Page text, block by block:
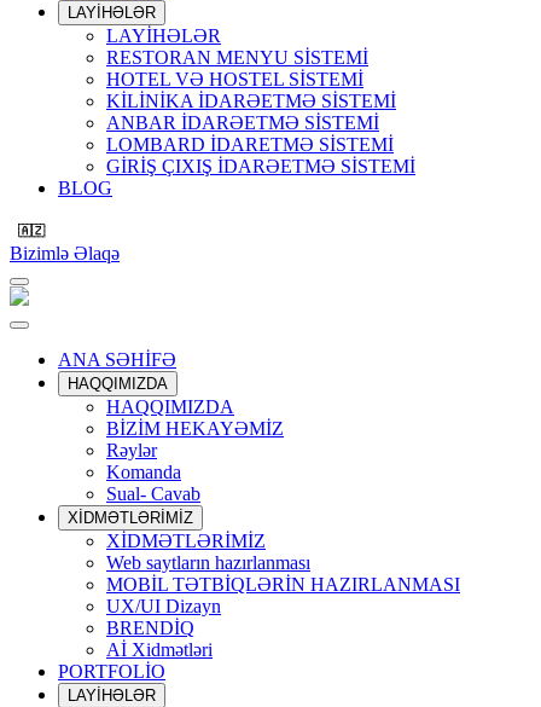
LAYİHƏLƏR
LAYİHƏLƏR
RESTORAN MENYU SİSTEMİ
HOTEL VƏ HOSTEL SİSTEMİ
KİLİNİKA İDARƏETMƏ SİSTEMİ
ANBAR İDARƏETMƏ SİSTEMİ
LOMBARD İDARETMƏ SİSTEMİ
GİRİŞ ÇIXIŞ İDARƏETMƏ SİSTEMİ
BLOG
🇦🇿
Bizimlə Əlaqə
ANA SƏHİFƏ
HAQQIMIZDA
HAQQIMIZDA
BİZİM HEKAYƏMİZ
Rəylər
Komanda
Sual- Cavab
XİDMƏTLƏRİMİZ
XİDMƏTLƏRİMİZ
Web saytların hazırlanması
MOBİL TƏTBİQLƏRİN HAZIRLANMASI
UX/UI Dizayn
BRENDİQ
Aİ Xidmətləri
PORTFOLİO
LAYİHƏLƏR